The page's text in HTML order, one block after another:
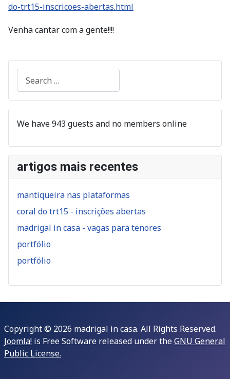
do-trt15-inscricoes-abertas.html
Venha cantar com a gente!!!!
We have 943 guests and no members online
artigos mais recentes
mantiqueira nas plataformas
coral do trt15 - inscrições abertas
madrigal in casa - vagas para tenores
portfólio
portfólio
Copyright © 2026 madrigal in casa. All Rights Reserved.
Joomla! is Free Software released under theGNU General
Public License.